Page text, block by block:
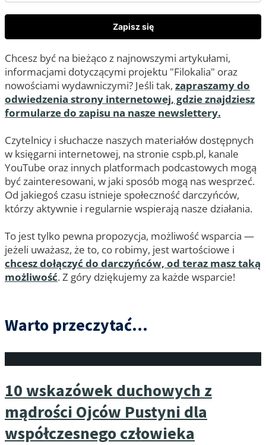
Zapisz się
Chcesz być na bieżąco z najnowszymi artykułami,
informacjami dotyczącymi projektu "Filokalia" oraz
nowościami wydawniczymi? Jeśli tak, zapraszamy do
odwiedzenia strony internetowej, gdzie znajdziesz
formularze do zapisu na nasze newslettery.
Czytelnicy i słuchacze naszych materiałów dostępnych
w księgarni internetowej, na stronie cspb.pl, kanale
YouTube oraz innych platformach podcastowych mogą
być zainteresowani, w jaki sposób mogą nas wesprzeć.
Od jakiegoś czasu istnieje społeczność darczyńców,
którzy aktywnie i regularnie wspierają nasze działania.
To jest tylko pewna propozycja, możliwość wsparcia —
jeżeli uważasz, że to, co robimy, jest wartościowe i
chcesz dołączyć do darczyńców, od teraz masz taką
możliwość. Z góry dziękujemy za każde wsparcie!
Warto przeczytać...
10 wskazówek duchowych z
mądrości Ojców Pustyni dla
współczesnego człowieka